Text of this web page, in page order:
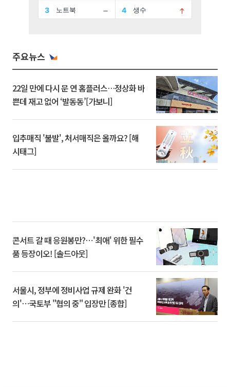
주요뉴스
22일 만에 다시 문 연 홈플러스…정상화 바
쁜데 재고 없어 ‘발동동’[가보니]
입추매직 '불발', 처서매직은 올까요? [해
시태그]
콘서트 갈 때 응원봉만?⋯'최애' 위한 필수
품 등장이오! [솔드아웃]
서울시, 정부에 정비사업 규제 완화 '건
의'⋯국토부 "협의 중" 입장만 [종합]